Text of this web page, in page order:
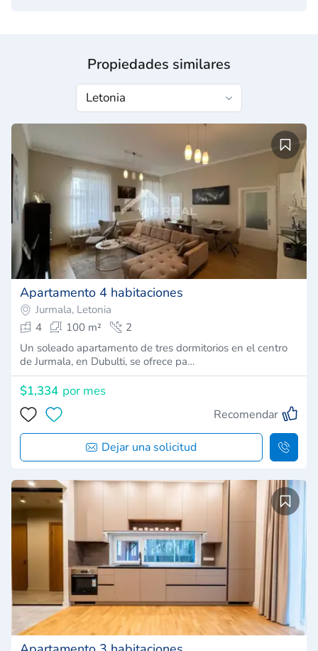
Propiedades similares
Apartamento 4 habitaciones
Jurmala, Letonia
4
100 m²
2
Un soleado apartamento de tres dormitorios en el centro
de Jurmala, en Dubulti, se ofrece pa…
$1,334 por mes
Recomendar
Dejar una solicitud